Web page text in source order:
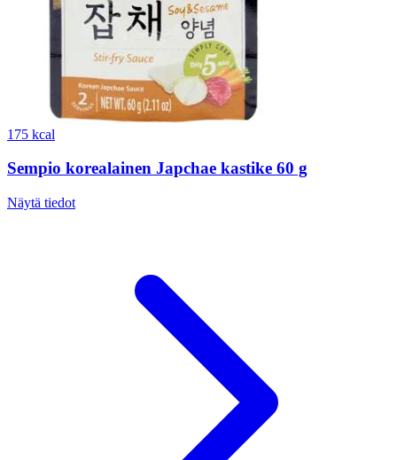
175 kcal
Sempio korealainen Japchae kastike 60 g
Näytä tiedot